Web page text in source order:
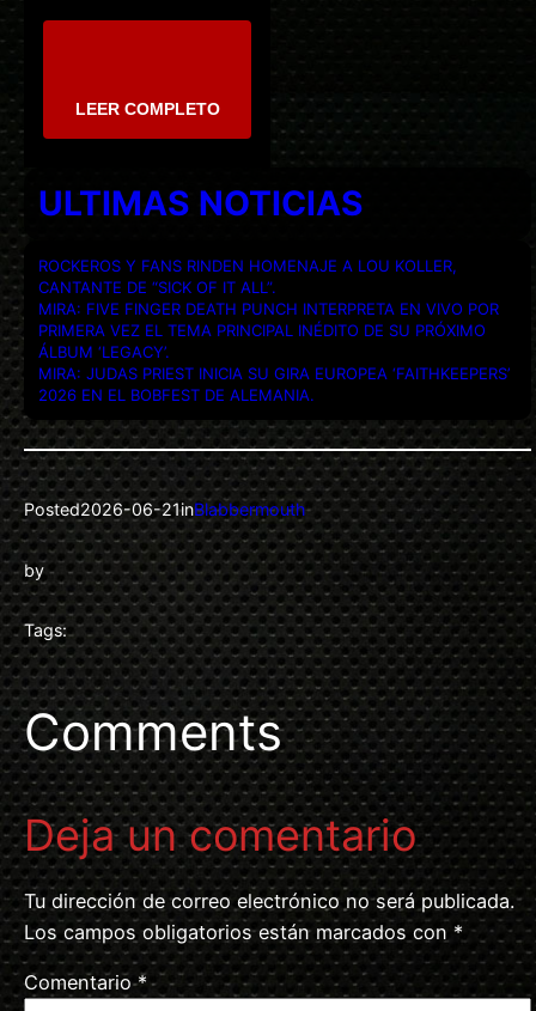
LEER COMPLETO
ULTIMAS NOTICIAS
ROCKEROS Y FANS RINDEN HOMENAJE A LOU KOLLER,
CANTANTE DE “SICK OF IT ALL”.
MIRA: FIVE FINGER DEATH PUNCH INTERPRETA EN VIVO POR
PRIMERA VEZ EL TEMA PRINCIPAL INÉDITO DE SU PRÓXIMO
ÁLBUM ‘LEGACY’.
MIRA: JUDAS PRIEST INICIA SU GIRA EUROPEA ‘FAITHKEEPERS’
2026 EN EL BOBFEST DE ALEMANIA.
Posted2026-06-21inBlabbermouth
by
Tags:
Comments
Deja un comentario
Tu dirección de correo electrónico no será publicada.
Los campos obligatorios están marcados con *
Comentario*